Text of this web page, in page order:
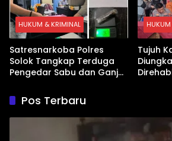
HUKUM & KRIMINAL
Satresnarkoba Polres
Solok Tangkap Terduga
Pengedar Sabu dan Ganja
Tujuh
Pos Terbaru